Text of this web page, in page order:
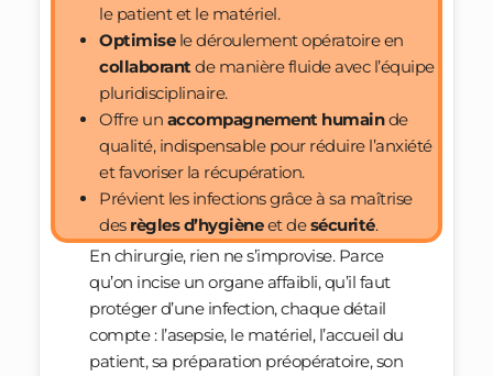
le patient et le matériel.
Optimisele déroulement opératoire en
collaborantde manière fluide avec l’équipe
pluridisciplinaire.
Offre un accompagnement humainde
qualité, indispensable pour réduire l’anxiété
et favoriser la récupération.
Prévient les infections grâce à sa maîtrise
des règles d’hygièneet desécurité.
En chirurgie, rien ne s’improvise. Parce
qu’on incise un organe affaibli, qu’il faut
protéger d’une infection, chaque détail
compte : l’asepsie, le matériel, l’accueil du
patient, sa préparation préopératoire, son